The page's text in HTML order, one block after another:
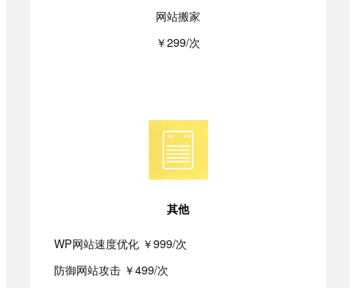
网站搬家
￥299/次
其他
WP网站速度优化 ￥999/次
防御网站攻击 ￥499/次